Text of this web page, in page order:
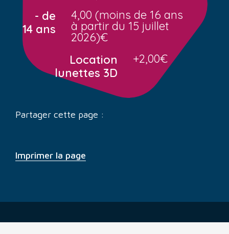
- de
14 ans
4,00 (moins de 16 ans
à partir du 15 juillet
2026)€
Location
lunettes 3D
+2,00€
Partager cette page :
Imprimer la page